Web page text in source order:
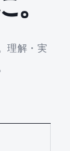
理解・実